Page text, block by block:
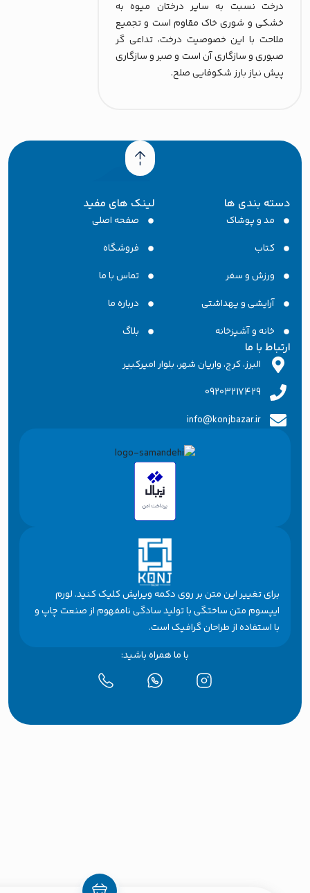
درخت نسبت به سایر درختان میوه به
خشکی و شوری خاک مقاوم است و تجمیع
ملاحت با این خصوصیت درخت، تداعی گر
صبوری و سازگاری آن است و صبر و سازگاری
پیش نیاز بارز شکوفایی صلح.
بندی ها
مد و پوشاک
کتاب
ورزش و سفر
آرایشی و یهداشتی
خانه و آشپزخانه
لینک های مفید
صفحه اصلی
فروشگاه
تماس با ما
درباره ما
بلاگ
با ما
البرز، کرج، واریان شهر، بلوار امیرکبیر
09203217429
info@konjbazar.ir
برای تغییر این متن بر روی دکمه ویرایش کلیک کنید. لورم
ایپسوم متن ساختگی با تولید سادگی نامفهوم از صنعت چاپ و
با استفاده از طراحان گرافیک است.
با ما همراه باشید: